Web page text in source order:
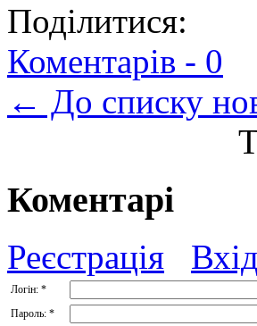
Поділитися:
Коментарів - 0
← До списку
Коментарі
Реєстрація Вхід
Логін: *
Пароль: *